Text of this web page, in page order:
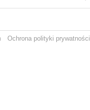
Ochrona polityki prywatności